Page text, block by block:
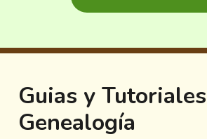
Guias y
Genealogía